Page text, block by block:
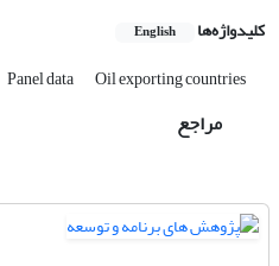
کلیدواژه‌ها English
Panel data Oil exporting countries
مراجع